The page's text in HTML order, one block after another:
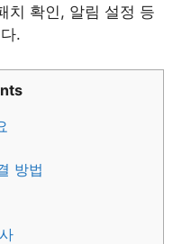
치 확인, 알림 설정 등
.
방법